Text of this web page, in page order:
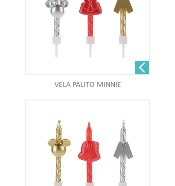
VELA PALITO MINNIE